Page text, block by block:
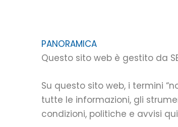
PANORAMICA
Questo sito web è gestito da
Su questo sito web, i termini
tutte le informazioni, gli
condizioni, politiche e avvisi